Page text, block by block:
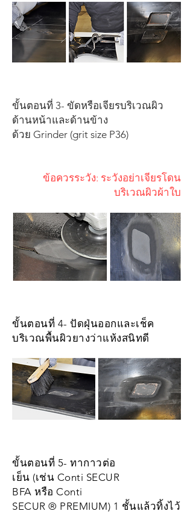
ขั้นตอนที่ 3- ขัดหรือเจียรบริเวณผิว
ด้านหน้าและด้านข้าง
ด้วย Grinder (grit size P36)​
ข้อควรระวัง: ระวังอย่าเจียรโดน
บริเวณผิวผ้าใบ
ขั้นตอนที่ 4- ปัดฝุ่นออกและเช็ค
บริเวณพื้นผิวยางว่าแห้งสนิทดี
ขั้นตอนที่ 5- ทากาวต่อ
เย็น (เช่น Conti SECUR
BFA หรือ Conti
SECUR ® PREMIUM) 1 ชั้นแล้วทิ้งไว้